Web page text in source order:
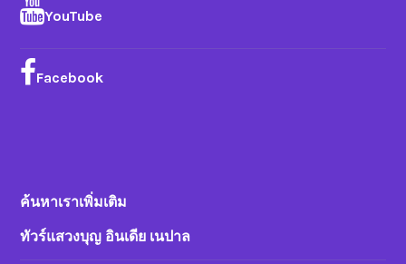
YouTube
Facebook
ค้นหาเราเพิ่มเติม
ทัวร์แสวงบุญ อินเดีย เนปาล